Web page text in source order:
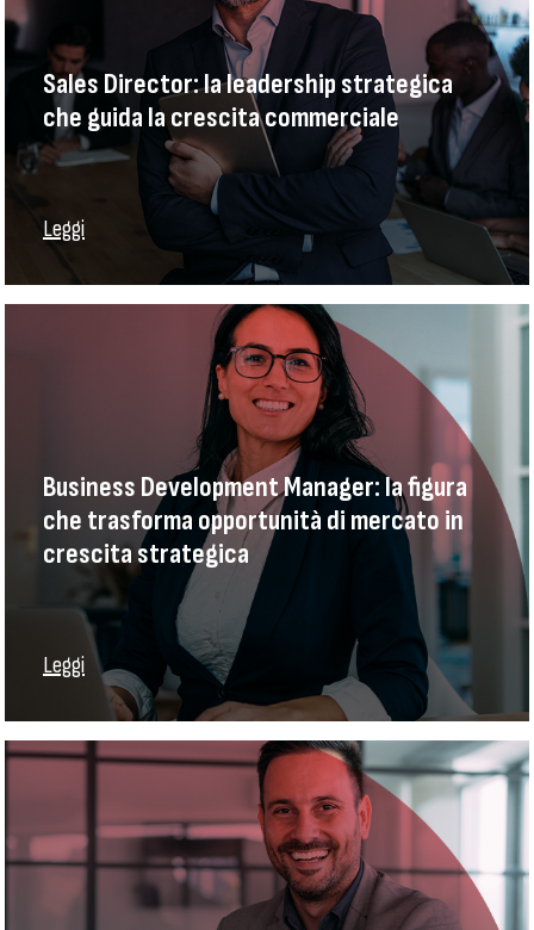
Sales Director: la leadership strategica
che guida la crescita commerciale
Leggi
Business Development Manager: la figura
che trasforma opportunità di mercato in
crescita strategica
Leggi